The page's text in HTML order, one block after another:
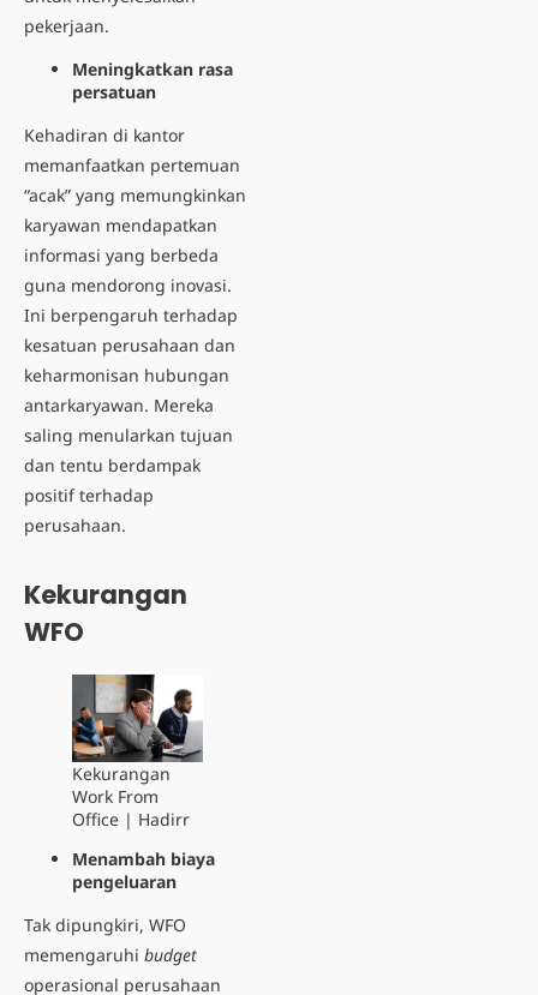
pekerjaan.
Meningkatkan rasa
persatuan
Kehadiran di kantor
memanfaatkan pertemuan
“acak” yang memungkinkan
karyawan mendapatkan
informasi yang berbeda
guna mendorong inovasi.
Ini berpengaruh terhadap
kesatuan perusahaan dan
keharmonisan hubungan
antarkaryawan. Mereka
saling menularkan tujuan
dan tentu berdampak
positif terhadap
perusahaan.
Kekurangan
WFO
Kekurangan
Work From
Office | Hadirr
Menambah biaya
pengeluaran
Tak dipungkiri, WFO
memengaruhi budget
operasional perusahaan